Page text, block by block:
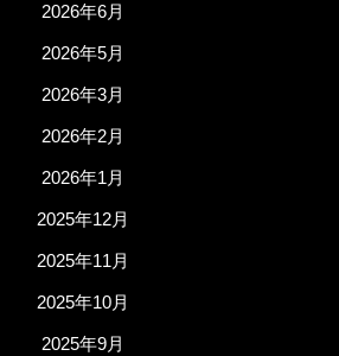
2026年6月
2026年5月
2026年3月
2026年2月
2026年1月
2025年12月
2025年11月
2025年10月
2025年9月